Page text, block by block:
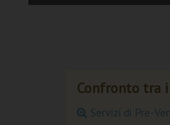
Confronto tra
Servizi di Pre-